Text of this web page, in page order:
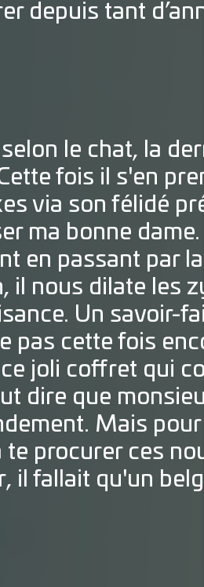
depuis tant
le chat, la
fois il s'en
via son félidé
ma bonne
en passant par
il nous dilate les
Un savoir-
pas cette fois
joli coffret qui
dire que
Mais
te procurer ces
il fallait qu'un